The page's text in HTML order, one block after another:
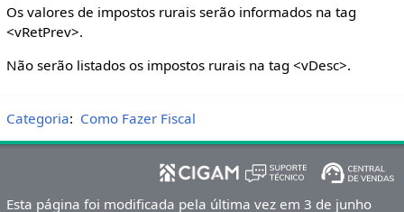
Os valores de impostos rurais serão informados na tag
<vRetPrev>.
Não serão listados os impostos rurais na tag <vDesc>.
Categoria: Como Fazer Fiscal
Esta página foi modificada pela última vez em 3 de junho